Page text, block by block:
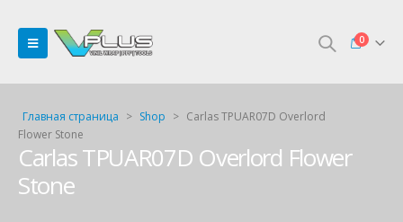
0
Главная страница > Shop > Carlas TPUAR07D Overlord
Flower Stone
Carlas TPUAR07D Overlord Flower
Stone